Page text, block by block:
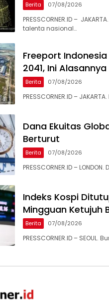
Berita 07/08/2026
PRESSCORNER.ID –
talenta nasional…
Freeport
2041, Ini Alasannya
Berita 07/08/2026
PRESSCORNER.ID –
Dana Ekuitas
Berturut
Berita 07/08/2026
PRESSCORNER.ID –
Indeks Kospi
Mingguan
Berita 07/08/2026
PRESSCORNER.ID –